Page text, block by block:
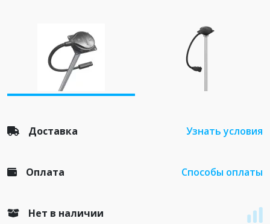
Доставка Узнать условия
Оплата Способы оплаты
Нет в наличии